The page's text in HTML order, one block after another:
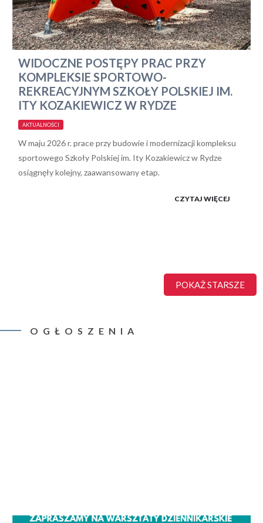
WIDOCZNE POSTĘPY PRAC PRZY
KOMPLEKSIE SPORTOWO-
REKREACYJNYM SZKOŁY POLSKIEJ IM.
ITY KOZAKIEWICZ W RYDZE
AKTUALNOŚCI
W maju 2026 r. prace przy budowie i modernizacji kompleksu
sportowego Szkoły Polskiej im. Ity Kozakiewicz w Rydze
osiągnęły kolejny, zaawansowany etap.
CZYTAJ WIĘCEJ
POKAŻ STARSZE
OGŁOSZENIA